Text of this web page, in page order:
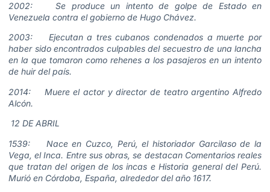
2002: Se produce un intento de golpe de Estado en
Venezuela contra el gobierno de Hugo Chávez.
2003: Ejecutan a tres cubanos condenados a muerte por
haber sido encontrados culpables del secuestro de una lancha
en la que tomaron como rehenes a los pasajeros en un intento
de huir del país.
2014: Muere el actor y director de teatro argentino Alfredo
Alcón.
12 DE ABRIL
1539: Nace en Cuzco, Perú, el historiador Garcilaso de la
Vega, el Inca. Entre sus obras, se destacan Comentarios reales
que tratan del origen de los incas e Historia general del Perú.
Murió en Córdoba, España, alrededor del año 1617.